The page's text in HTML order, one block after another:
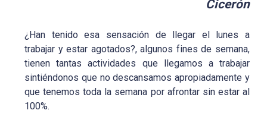
Cicerón
¿Han tenido esa sensación de llegar el lunes a
trabajar y estar agotados?, algunos fines de semana,
tienen tantas actividades que llegamos a trabajar
sintiéndonos que no descansamos apropiadamente y
que tenemos toda la semana por afrontar sin estar al
100%.